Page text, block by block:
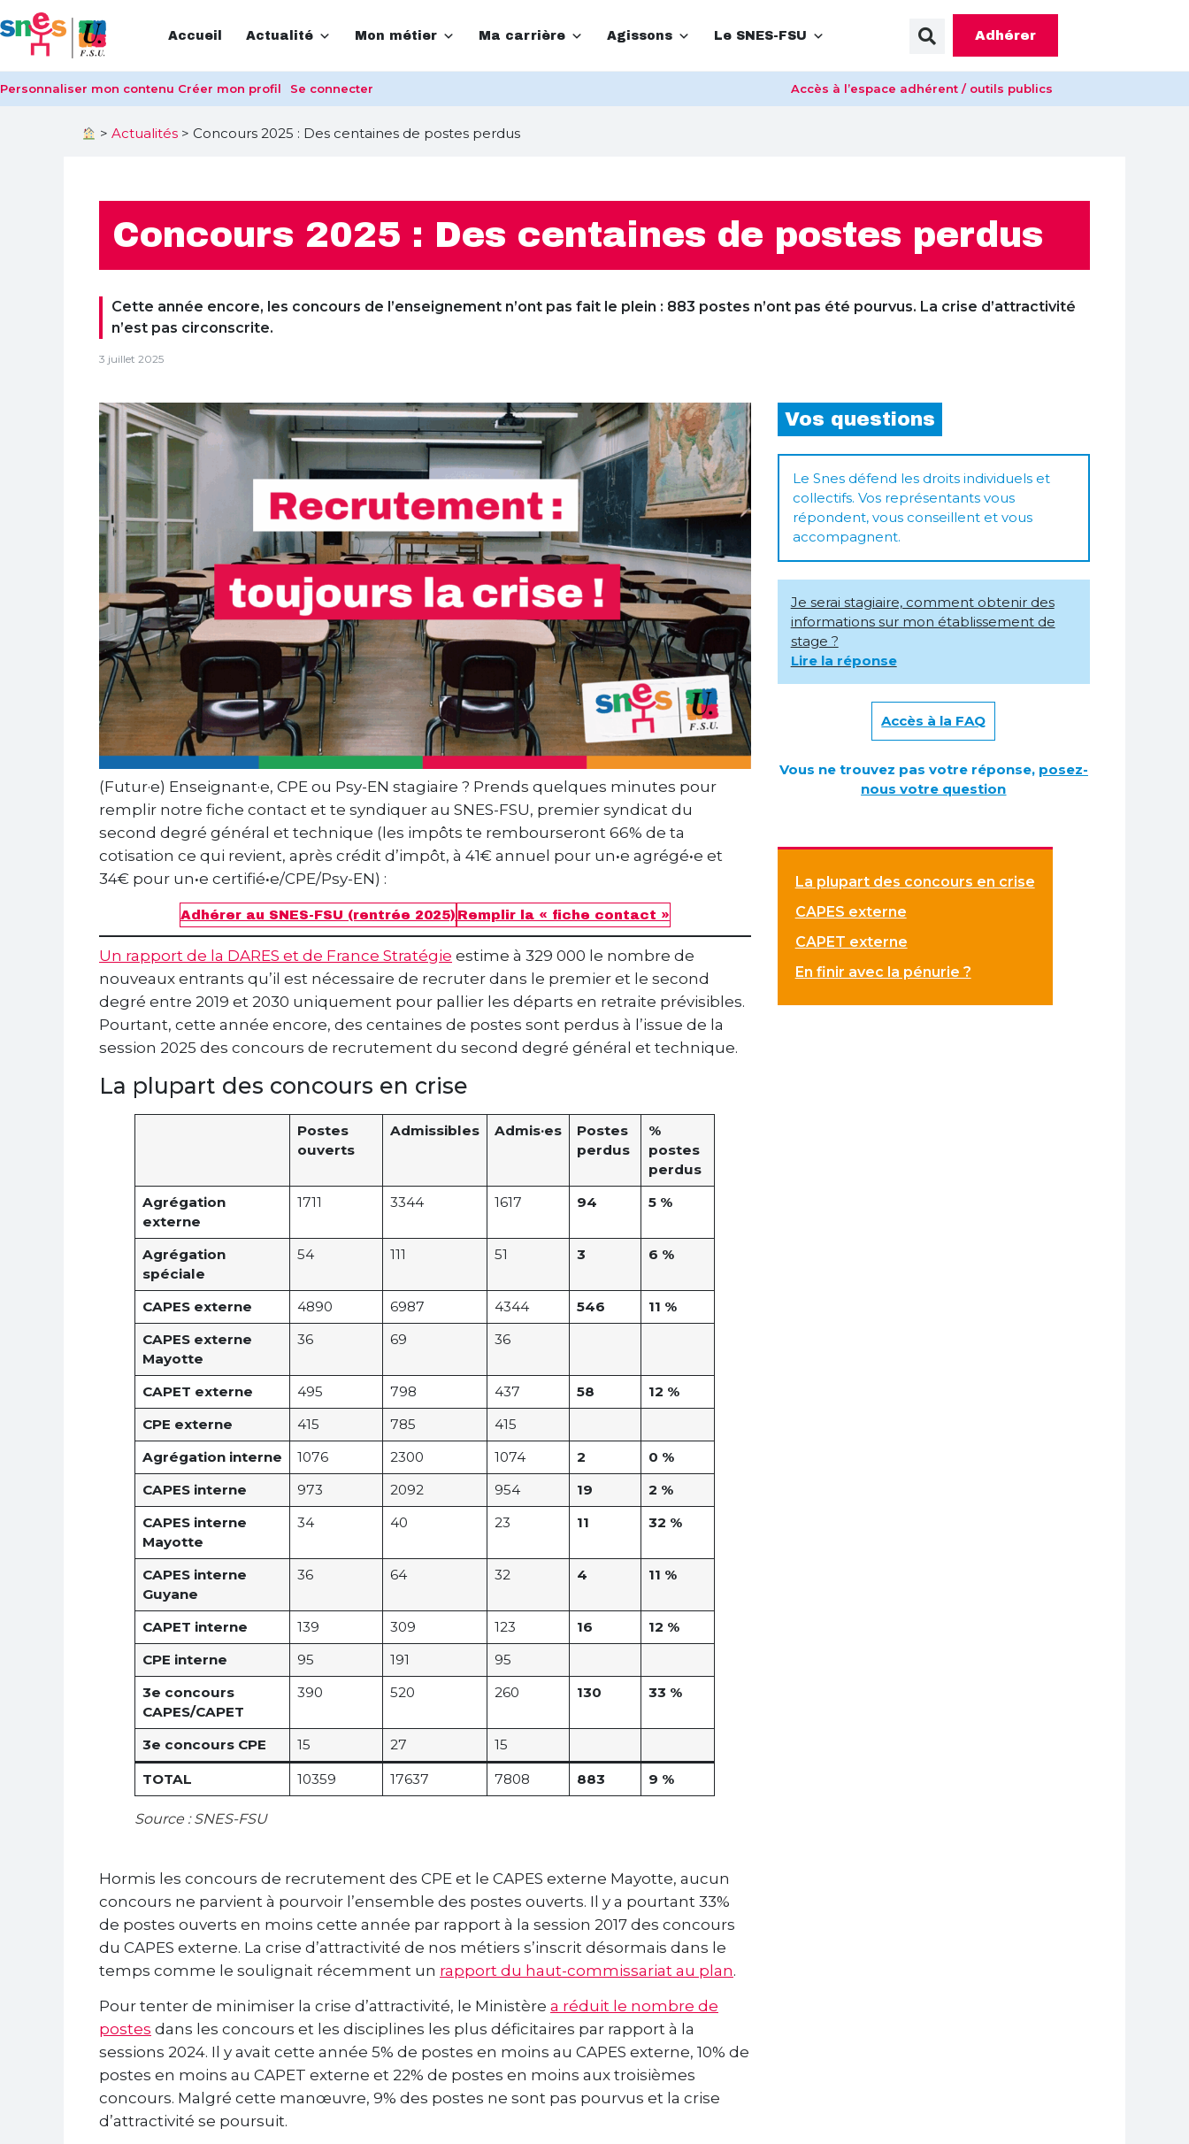
Accueil Actualité Mon métier Ma carrière Agissons Le SNES-FSU Adhérer
Personnaliser mon contenu Créer mon profil Se connecter Accès à l’espace adhérent / outils publics
>Actualités > Concours 2025 : Des centaines de postes perdus
Concours 2025 : Des centaines de postes perdus
Cette année encore, les concours de l’enseignement n’ont pas fait le plein : 883 postes n’ont pas été pourvus. La crise d’attractivité
n’est pas circonscrite.
3 juillet 2025
(Futur·e) Enseignant·e, CPE ou Psy-EN stagiaire ? Prends quelques minutes pour
remplir notre fiche contact et te syndiquer au SNES-FSU, premier syndicat du
second degré général et technique (les impôts te rembourseront 66% de ta
cotisation ce qui revient, après crédit d’impôt, à 41€ annuel pour un·e agrégé·e et
34€ pour un·e certifié·e/CPE/Psy-EN) :
Adhérer au SNES-FSU (rentrée 2025) Remplir la « fiche contact »
Un rapport de la DARES et de France Stratégie estime à 329 000 le nombre de
nouveaux entrants qu’il est nécessaire de recruter dans le premier et le second
degré entre 2019 et 2030 uniquement pour pallier les départs en retraite prévisibles.
Pourtant, cette année encore, des centaines de postes sont perdus à l’issue de la
session 2025 des concours de recrutement du second degré général et technique.
La plupart des concours en crise
Postes
ouverts
Admissibles Admis·es
Postes
perdus
%
postes
perdus
Agrégation
externe
1711 3344 1617 94 5 %
Agrégation
spéciale
54 111 51 3 6 %
CAPES externe 4890 6987 4344 546
11 %
CAPES externe
Mayotte
36 69 36
CAPET externe 495 798 437 58
12 %
CPE externe
415 785
415
Agrégation interne
1076 2300 1074 2
0 %
CAPES interne
973 2092 954 19
2 %
CAPES interne
Mayotte
34 40 23 11 32 %
CAPES interne
Guyane
36 64 32 4 11 %
CAPET interne 139 309 123 16
12 %
CPE interne
95 191
95
3e concours
CAPES/CAPET
390 520 260 130 33 %
3e concours CPE 15 27 15
TOTAL 10359 17637 7808 883 9 %
Source : SNES-FSU
Hormis les concours de recrutement des CPE et le CAPES externe Mayotte, aucun
concours ne parvient à pourvoir l’ensemble des postes ouverts. Il y a pourtant 33%
de postes ouverts en moins cette année par rapport à la session 2017 des concours
du CAPES externe. La crise d’attractivité de nos métiers s’inscrit désormais dans le
temps comme le soulignait récemment un rapport du haut-commissariat au plan.
Pour tenter de minimiser la crise d’attractivité, le Ministère a réduit le nombre de
postes dans les concours et les disciplines les plus déficitaires par rapport à la
sessions 2024. Il y avait cette année 5% de postes en moins au CAPES externe, 10% de
postes en moins au CAPET externe et 22% de postes en moins aux troisièmes
concours. Malgré cette manœuvre, 9% des postes ne sont pas pourvus et la crise
d’attractivité se poursuit.
Vos questions
Le Snes défend les droits individuels et
collectifs. Vos représentants vous
répondent, vous conseillent et vous
accompagnent.
Je serai stagiaire, comment obtenir des
informations sur mon établissement de
stage ?
Lire la réponse
Accès à la FAQ
Vous ne trouvez pas votre réponse, posez-
nous votre question
La plupart des concours en crise
CAPES externe
CAPET externe
En finir avec la pénurie ?